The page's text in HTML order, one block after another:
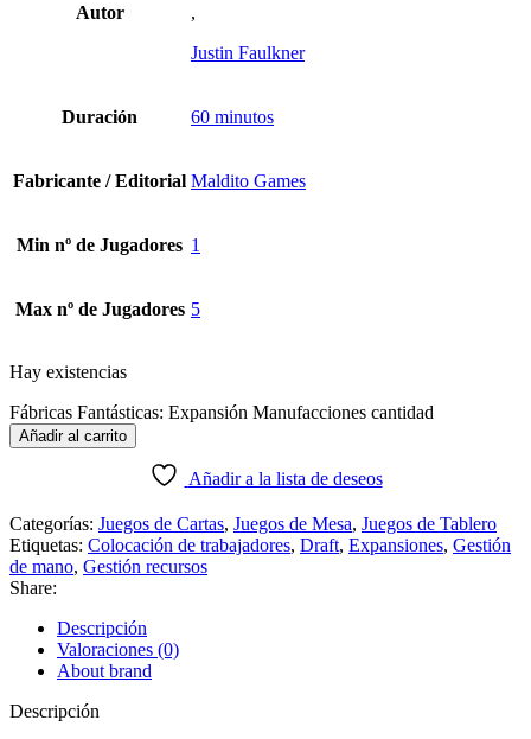
Autor
,
Justin Faulkner
Duración 60 minutos
Fabricante / Editorial Maldito Games
Min nº de Jugadores 1
Max nº de Jugadores 5
Hay existencias
Fábricas Fantásticas: Expansión Manufacciones cantidad
Añadir al carrito
Añadir a la lista de deseos
Categorías: Juegos de Cartas, Juegos de Mesa, Juegos de Tablero
Etiquetas: Colocación de trabajadores, Draft, Expansiones, Gestión
de mano, Gestión recursos
Share:
Descripción
Valoraciones (0)
About brand
Descripción